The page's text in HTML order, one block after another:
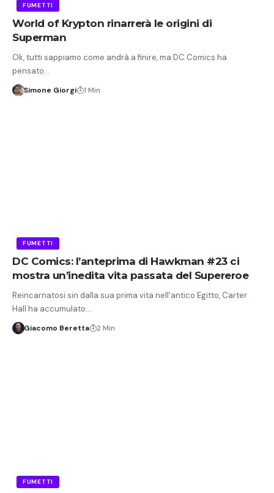
FUMETTI
World of Krypton rinarrerà le origini di
Superman
Ok, tutti sappiamo come andrà a finire, ma DC Comics ha
pensato…
Simone Giorgi 1 Min
FUMETTI
DC Comics: l’anteprima di Hawkman #23 ci
mostra un’inedita vita passata del Supereroe
Reincarnatosi sin dalla sua prima vita nell'antico Egitto, Carter
Hall ha accumulato…
Giacomo Beretta 2 Min
FUMETTI